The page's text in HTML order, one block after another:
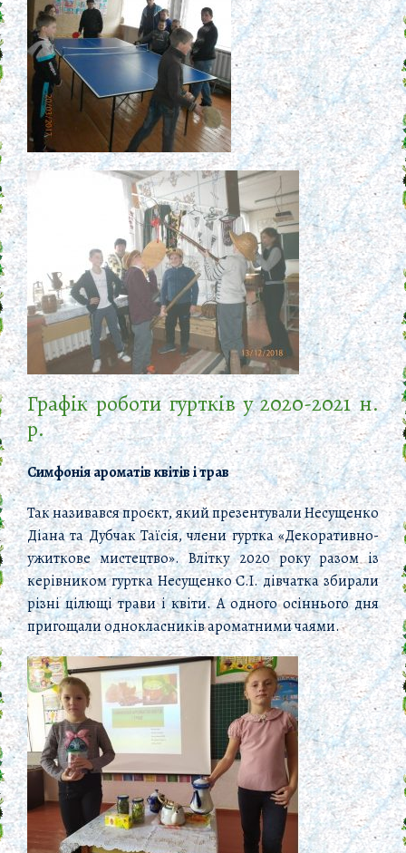
Графік роботи гуртків у 2020-2021 н.
р.
Симфонія ароматів квітів і трав
Так називався проєкт, який презентували Несущенко
Діана та Дубчак Таїсія, члени гуртка «Декоративно-
ужиткове мистецтво». Влітку 2020 року разом із
керівником гуртка Несущенко С.І. дівчатка збирали
різні цілющі трави і квіти. А одного осіннього дня
пригощали однокласників ароматними чаями.